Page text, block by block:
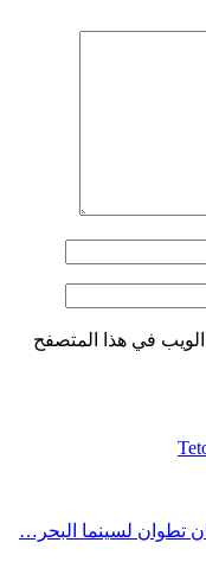
في هذا المتصفح